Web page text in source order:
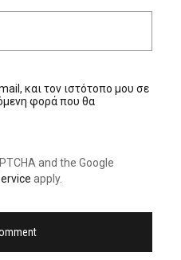
και τον ιστότοπο μου σε
φορά που θα
and the Google
apply.